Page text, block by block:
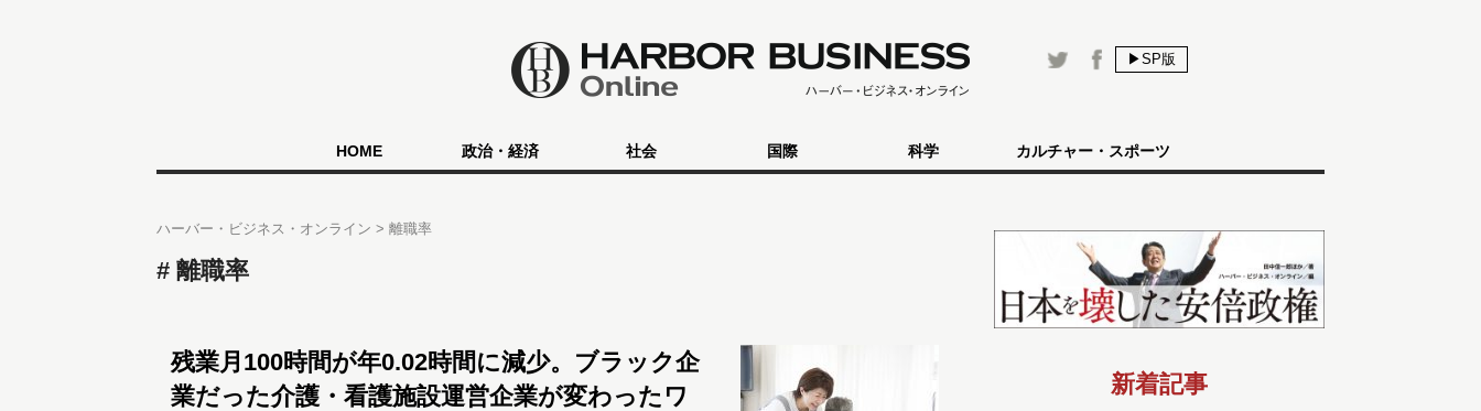
▶SP版
HOME 政治・経済 社会 国際 科学 カルチャー・スポーツ
ハーバー・ビジネス・オンライン 離職率
離職率
残業月100時間が年0.02時間に減少。ブラック企
業だった介護・看護施設運営企業が変わったワ
新着記事